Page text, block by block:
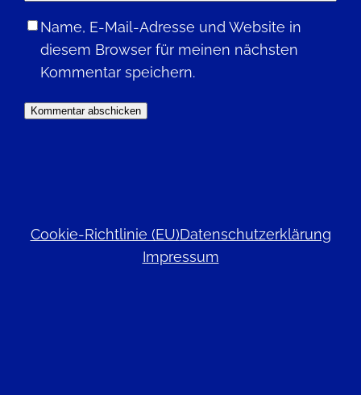
Name, E-Mail-Adresse und Website in
diesem Browser für meinen nächsten
Kommentar speichern.
Cookie-Richtlinie (EU)Datenschutzerklärung
Impressum